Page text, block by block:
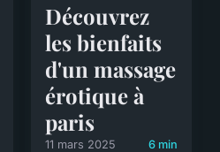
Découvrez
les bienfaits
d'un massage
érotique à
paris
11 mars 2025 6 min